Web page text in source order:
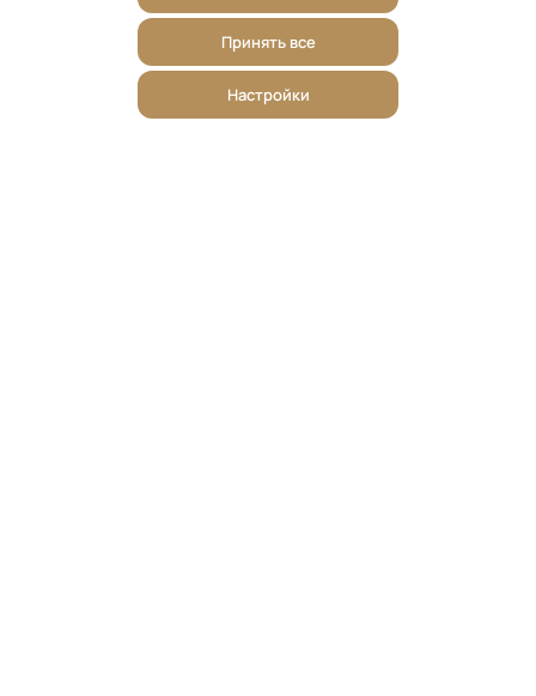
Принять все
Настройки